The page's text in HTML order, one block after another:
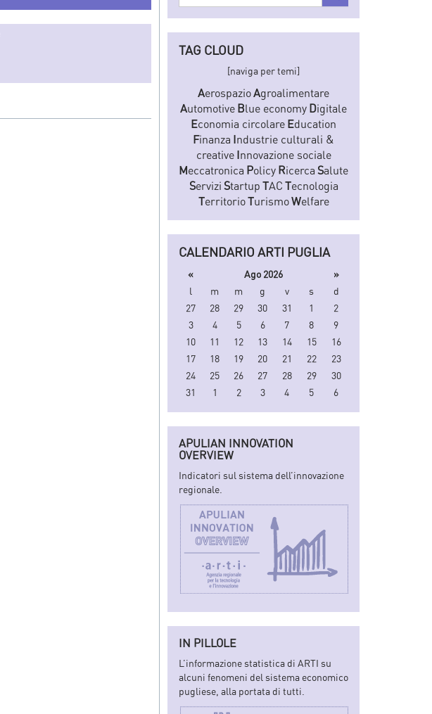
nel
sito
TAG CLOUD
[naviga per temi]
AerospazioAgroalimentare
Automotive Blue economy Digitale
Economia circolare Education
Finanza Industrie culturali &
creative Innovazione sociale
Meccatronica Policy Ricerca Salute
Servizi Startup TAC Tecnologia
TerritorioTurismoWelfare
CALENDARIO ARTI PUGLIA
« Ago 2026
»
l
m m g v s
d
27
28 29 30 31 1
2
3
4 5 6 7 8
9
10
11 12 13 14 15
16
17
18 19 20 21 22
23
24
25 26 27 28 29
30
31
1 2 3 4 5 6
APULIAN INNOVATION
OVERVIEW
Indicatori sul sistema dell’innovazione
regionale.
IN PILLOLE
L’informazione statistica di ARTI su
alcuni fenomeni del sistema economico
pugliese, alla portata di tutti.